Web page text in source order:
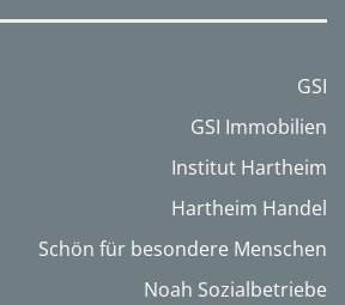
GSI
GSI Immobilien
Institut Hartheim
Hartheim Handel
Schön für besondere Menschen
Noah Sozialbetriebe